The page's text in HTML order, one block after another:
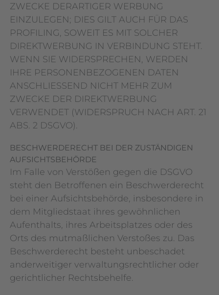
ZWECKE DERARTIGER WERBUNG
EINZULEGEN; DIES GILT AUCH FÜR DAS
PROFILING, SOWEIT ES MIT SOLCHER
DIREKTWERBUNG IN VERBINDUNG STEHT.
WENN SIE WIDERSPRECHEN, WERDEN
IHRE PERSONENBEZOGENEN DATEN
ANSCHLIESSEND NICHT MEHR ZUM
ZWECKE DER DIREKTWERBUNG
VERWENDET (WIDERSPRUCH NACH ART. 21
ABS. 2 DSGVO).
BESCHWERDE­RECHT BEI DER ZUSTÄNDIGEN
AUFSICHTS­BEHÖRDE
Im Falle von Verstößen gegen die DSGVO
steht den Betroffenen ein Beschwerderecht
bei einer Aufsichtsbehörde, insbesondere in
dem Mitgliedstaat ihres gewöhnlichen
Aufenthalts, ihres Arbeitsplatzes oder des
Orts des mutmaßlichen Verstoßes zu. Das
Beschwerderecht besteht unbeschadet
anderweitiger verwaltungsrechtlicher oder
gerichtlicher Rechtsbehelfe.